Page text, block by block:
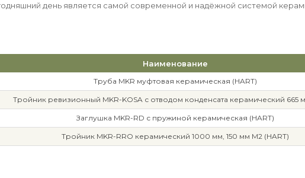
день является самой современной и надёжной системой
Наименование
Труба MKR муфтовая керамическая (HART)
Тройник ревизионный MKR-KOSA с отводом конденсата керамический 665
Заглушка MKR-RD с пружиной керамическая (HART)
Тройник MKR-RRO керамический 1000 мм, 150 мм М2 (HART)